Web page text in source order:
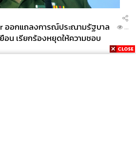
ออกแถลงการณ์ประณามรัฐบาล
น เรียกร้องหยุดให้ความชอบ
...